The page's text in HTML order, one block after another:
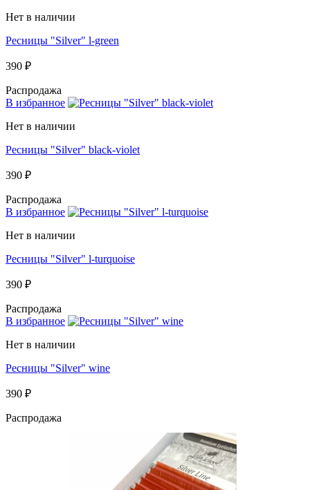
Нет в наличии
Ресницы "Silver" l-green
390 ₽
Распродажа
В избранное
Нет в наличии
Ресницы "Silver" black-violet
390 ₽
Распродажа
В избранное
Нет в наличии
Ресницы "Silver" l-turquoise
390 ₽
Распродажа
В избранное
Нет в наличии
Ресницы "Silver" wine
390 ₽
Распродажа